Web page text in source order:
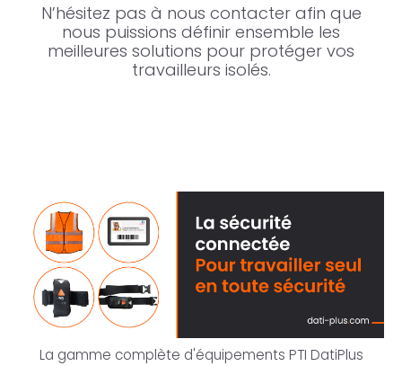
N’hésitez pas à nous contacter afin que
nous puissions définir ensemble les
meilleures solutions pour protéger vos
travailleurs isolés.
La gamme complète d'équipements PTI DatiPlus